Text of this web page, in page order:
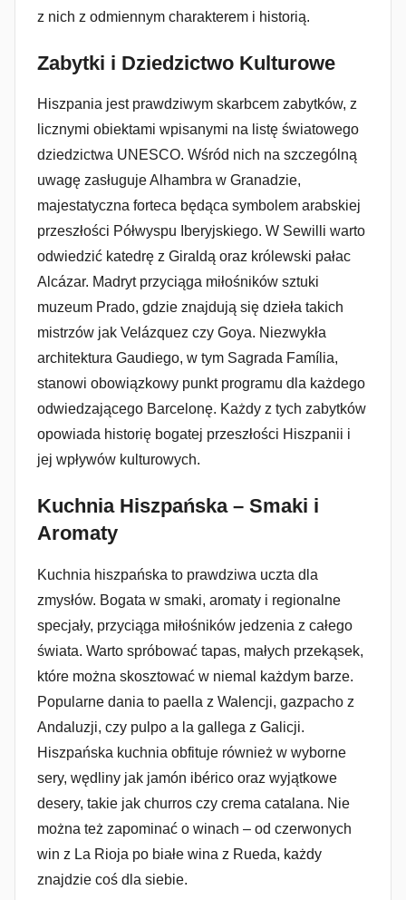
z nich z odmiennym charakterem i historią.
Zabytki i Dziedzictwo Kulturowe
Hiszpania jest prawdziwym skarbcem zabytków, z
licznymi obiektami wpisanymi na listę światowego
dziedzictwa UNESCO. Wśród nich na szczególną
uwagę zasługuje Alhambra w Granadzie,
majestatyczna forteca będąca symbolem arabskiej
przeszłości Półwyspu Iberyjskiego. W Sewilli warto
odwiedzić katedrę z Giraldą oraz królewski pałac
Alcázar. Madryt przyciąga miłośników sztuki
muzeum Prado, gdzie znajdują się dzieła takich
mistrzów jak Velázquez czy Goya. Niezwykła
architektura Gaudiego, w tym Sagrada Família,
stanowi obowiązkowy punkt programu dla każdego
odwiedzającego Barcelonę. Każdy z tych zabytków
opowiada historię bogatej przeszłości Hiszpanii i
jej wpływów kulturowych.
Kuchnia Hiszpańska – Smaki i
Aromaty
Kuchnia hiszpańska to prawdziwa uczta dla
zmysłów. Bogata w smaki, aromaty i regionalne
specjały, przyciąga miłośników jedzenia z całego
świata. Warto spróbować tapas, małych przekąsek,
które można skosztować w niemal każdym barze.
Popularne dania to paella z Walencji, gazpacho z
Andaluzji, czy pulpo a la gallega z Galicji.
Hiszpańska kuchnia obfituje również w wyborne
sery, wędliny jak jamón ibérico oraz wyjątkowe
desery, takie jak churros czy crema catalana. Nie
można też zapominać o winach – od czerwonych
win z La Rioja po białe wina z Rueda, każdy
znajdzie coś dla siebie.